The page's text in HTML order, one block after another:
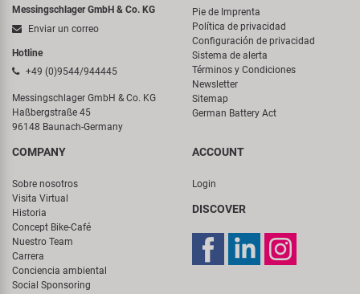
Messingschlager GmbH & Co. KG
Enviar un correo
Hotline
+49 (0)9544/944445
Messingschlager GmbH & Co. KG
Haßbergstraße 45
96148 Baunach-Germany
Pie de Imprenta
Política de privacidad
Configuración de privacidad
Sistema de alerta
Términos y Condiciones
Newsletter
Sitemap
German Battery Act
COMPANY
Sobre nosotros
Visita Virtual
Historia
Concept Bike-Café
Nuestro Team
Carrera
Conciencia ambiental
Social Sponsoring
ACCOUNT
Login
DISCOVER